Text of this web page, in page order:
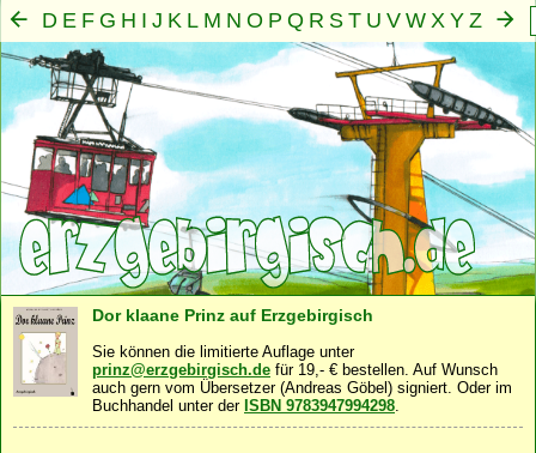
D E F G H I J K L M N O P Q R S T U V W X Y Z
A B C
Mensch·Seele·Geist · Gemeinschaft·
Dor klaane Prinz auf Erzgebirgisch
Sie können die limitierte Auflage unter
prinz@erzgebirgisch.de für 19,- € bestellen. Auf Wunsch
auch gern vom Übersetzer (Andreas Göbel) signiert. Oder im
Buchhandel unter der ISBN 9783947994298.